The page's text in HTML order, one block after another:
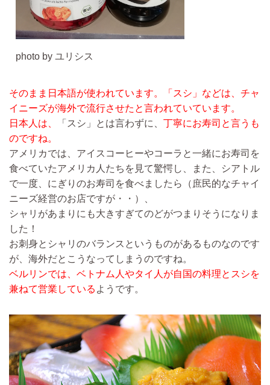
photo by ユリシス
そのまま日本語が使われています。
「スシ」などは、チャ
イニーズが海外で流行させたと言われていています。
日本人は、
「スシ」とは言わずに、 丁寧にお寿司と言うも
のですね。
アメリカでは、アイスコーヒーやコーラと一緒にお寿司を
食べていたアメリカ人たちを見て驚愕し、また、シアトル
で一度、にぎりのお寿司を食べましたら（庶民的なチャイ
ニーズ経営のお店ですが・・）、
シャリがあまりにも大きすぎてのどがつまりそうになりま
した！
お刺身とシャリのバランスというものがあるものなのです
が、海外だとこうなってしまうのですね。
ベルリンでは、ベトナム人やタイ人が自国の料理とスシを
兼ねて営業している ようです。